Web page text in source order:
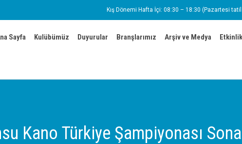
Kış Dönemi Hafta İçi: 08:30 – 18:30 (Pazartesi
Sayfa Kulübümüz Duyurular Branşlarımız Arşiv ve Medya
Kano Türkiye Şampiyonası